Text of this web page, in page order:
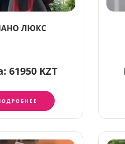
ЛЮКС
61950 KZT